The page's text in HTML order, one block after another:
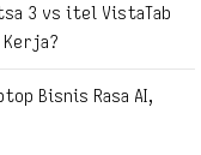
3 vs itel VistaTab
Kerja?
Bisnis Rasa AI,